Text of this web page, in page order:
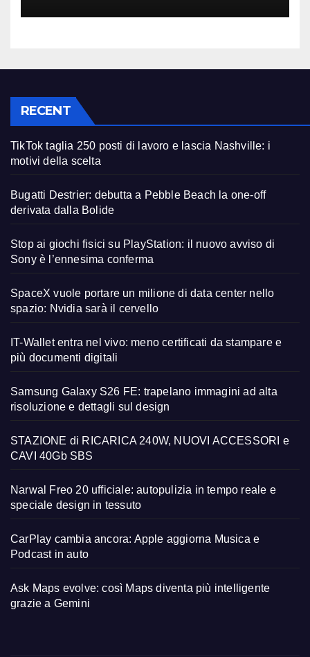
RECENT
TikTok taglia 250 posti di lavoro e lascia Nashville: i
motivi della scelta
Bugatti Destrier: debutta a Pebble Beach la one-off
derivata dalla Bolide
Stop ai giochi fisici su PlayStation: il nuovo avviso di
Sony è l’ennesima conferma
SpaceX vuole portare un milione di data center nello
spazio: Nvidia sarà il cervello
IT-Wallet entra nel vivo: meno certificati da stampare e
più documenti digitali
Samsung Galaxy S26 FE: trapelano immagini ad alta
risoluzione e dettagli sul design
STAZIONE di RICARICA 240W, NUOVI ACCESSORI e
CAVI 40Gb SBS
Narwal Freo 20 ufficiale: autopulizia in tempo reale e
speciale design in tessuto
CarPlay cambia ancora: Apple aggiorna Musica e
Podcast in auto
Ask Maps evolve: così Maps diventa più intelligente
grazie a Gemini